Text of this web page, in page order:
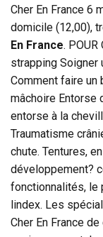
Cher En France 6
domicile (12,00),
En France. POUR
strapping Soigner
Comment faire un
mâchoire Entorse
entorse à la
Traumatisme
chute. Tentures,
développement?
fonctionnalités, le
lindex. Les
Cher En France